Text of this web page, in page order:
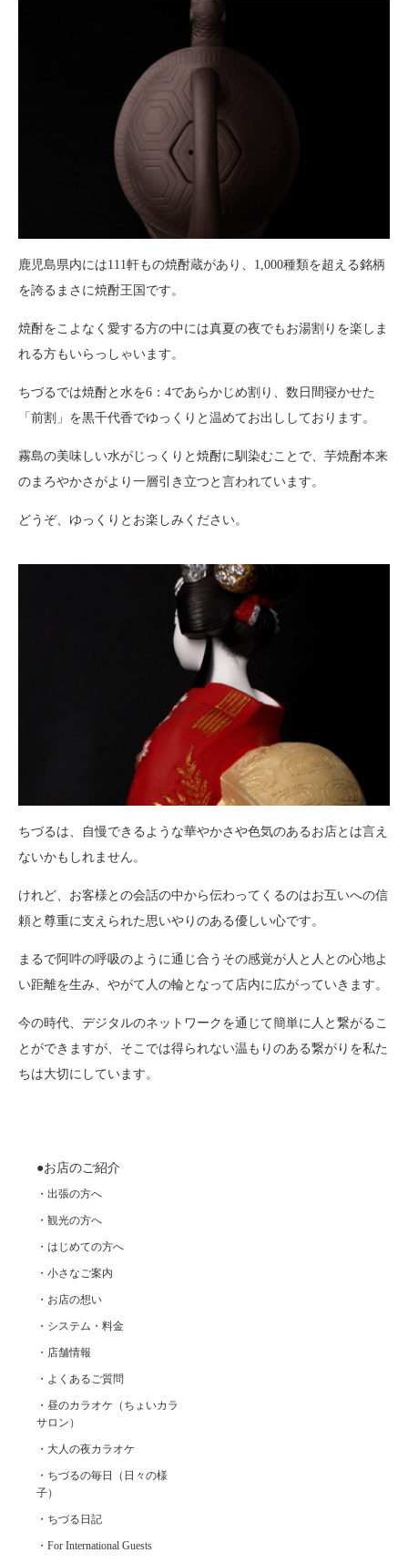
鹿児島県内には111軒もの焼酎蔵があり、1,000種類を超える銘柄
を誇るまさに焼酎王国です。
焼酎をこよなく愛する方の中には真夏の夜でもお湯割りを楽しま
れる方もいらっしゃいます。
ちづるでは焼酎と水を6：4であらかじめ割り、数日間寝かせた
「前割」を黒千代香でゆっくりと温めてお出ししております。
霧島の美味しい水がじっくりと焼酎に馴染むことで、芋焼酎本来
のまろやかさがより一層引き立つと言われています。
どうぞ、ゆっくりとお楽しみください。
ちづるは、自慢できるような華やかさや色気のあるお店とは言え
ないかもしれません。
けれど、お客様との会話の中から伝わってくるのはお互いへの信
頼と尊重に支えられた思いやりのある優しい心です。
まるで阿吽の呼吸のように通じ合うその感覚が人と人との心地よ
い距離を生み、やがて人の輪となって店内に広がっていきます。
今の時代、デジタルのネットワークを通じて簡単に人と繋がるこ
とができますが、そこでは得られない温もりのある繋がりを私た
ちは大切にしています。
●お店のご紹介
・出張の方へ
・観光の方へ
・はじめての方へ
・小さなご案内
・お店の想い
・システム・料金
・店舗情報
・よくあるご質問
・昼のカラオケ（ちょいカラ
サロン）
・大人の夜カラオケ
・ちづるの毎日（日々の様
子）
・ちづる日記
・For International Guests